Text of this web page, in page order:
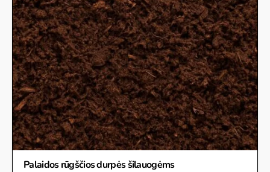
Palaidos rūgščios durpės šilauogėms
749,37 €